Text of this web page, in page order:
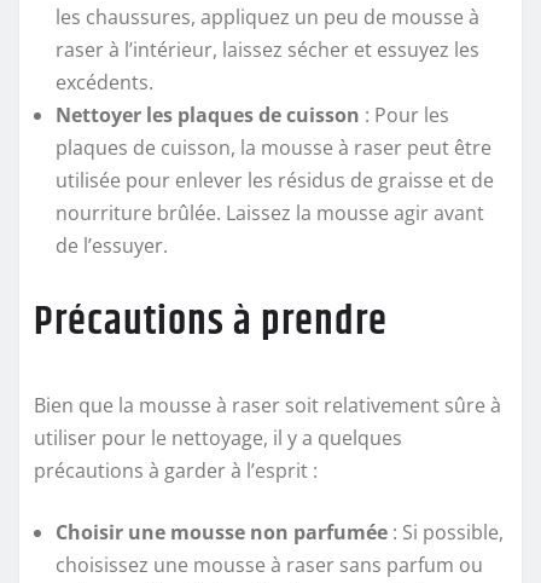
les chaussures, appliquez un peu de mousse à
raser à l’intérieur, laissez sécher et essuyez les
excédents.
Nettoyer les plaques de cuisson : Pour les
plaques de cuisson, la mousse à raser peut être
utilisée pour enlever les résidus de graisse et de
nourriture brûlée. Laissez la mousse agir avant
de l’essuyer.
Précautions à prendre
Bien que la mousse à raser soit relativement sûre à
utiliser pour le nettoyage, il y a quelques
précautions à garder à l’esprit :
Choisir une mousse non parfumée : Si possible,
choisissez une mousse à raser sans parfum ou